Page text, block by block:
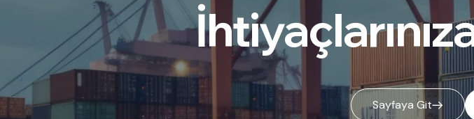
Sayfaya Git
güvenilir bir
Daha fazla bilgi al